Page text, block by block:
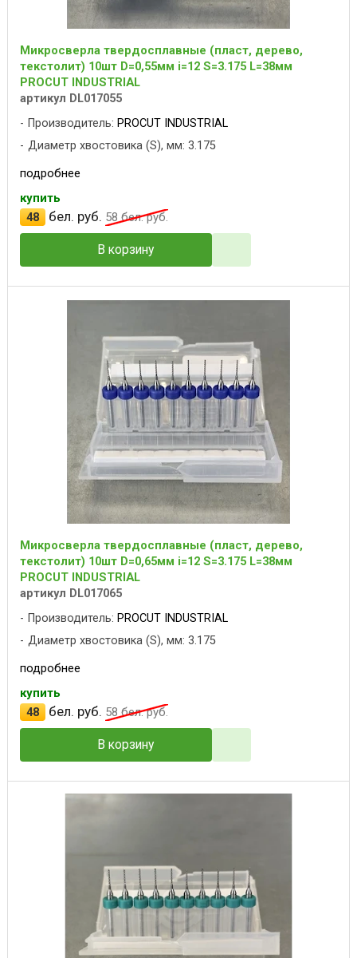
Микросверла твердосплавные (пласт, дерево,
текстолит) 10шт D=0,55мм i=12 S=3.175 L=38мм
PROCUT INDUSTRIAL
артикул DL017055
Производитель: PROCUT INDUSTRIAL
Диаметр хвостовика (S), мм: 3.175
подробнее
купить
48
бел. руб. 58бел. руб.
В корзину
Микросверла твердосплавные (пласт, дерево,
текстолит) 10шт D=0,65мм i=12 S=3.175 L=38мм
PROCUT INDUSTRIAL
артикул DL017065
Производитель: PROCUT INDUSTRIAL
Диаметр хвостовика (S), мм: 3.175
подробнее
купить
48
бел. руб. 58бел. руб.
В корзину